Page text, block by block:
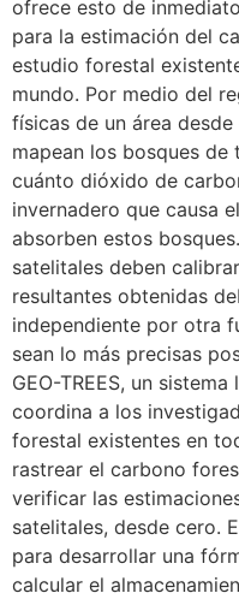
ofrece esto de
para la estimación del
estudio forestal
mundo. Por medio del
físicas de un área
mapean los bosques
cuánto dióxido de
invernadero que causa
absorben estos
satelitales deben
resultantes obtenidas
independiente por otra
sean lo más precisas
GEO-TREES, un
coordina a los
forestal existentes en
rastrear el carbono
verificar las
satelitales, desde cero.
para desarrollar una
calcular el